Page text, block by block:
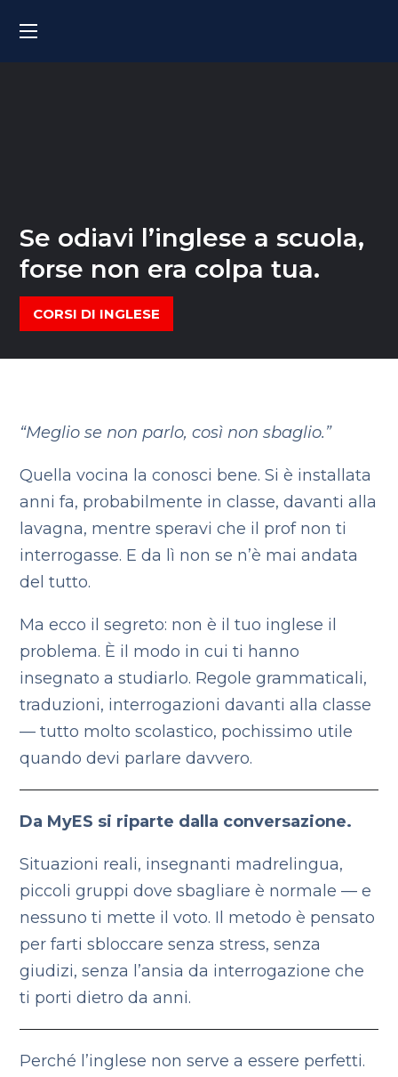
Se odiavi l’inglese a scuola,
forse non era colpa tua.
CORSI DI INGLESE
“Meglio se non parlo, così non sbaglio.”
Quella vocina la conosci bene. Si è installata
anni fa, probabilmente in classe, davanti alla
lavagna, mentre speravi che il prof non ti
interrogasse. E da lì non se n’è mai andata
del tutto.
Ma ecco il segreto: non è il tuo inglese il
problema. È il modo in cui ti hanno
insegnato a studiarlo. Regole grammaticali,
traduzioni, interrogazioni davanti alla classe
— tutto molto scolastico, pochissimo utile
quando devi parlare davvero.
Da MyES si riparte dalla conversazione.
Situazioni reali, insegnanti madrelingua,
piccoli gruppi dove sbagliare è normale — e
nessuno ti mette il voto. Il metodo è pensato
per farti sbloccare senza stress, senza
giudizi, senza l’ansia da interrogazione che
ti porti dietro da anni.
Perché l’inglese non serve a essere perfetti.